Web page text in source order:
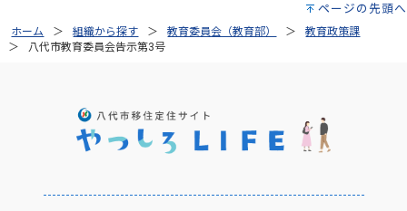
ページの先頭へ
ホーム 組織から探す 教育委員会（教育部）
教育政策課
八代市教育委員会告示第3号